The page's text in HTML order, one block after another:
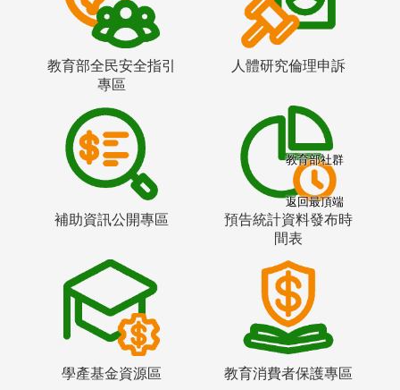
教育部全民安全指引
專區
人體研究倫理申訴
補助資訊公開專區
預告統計資料發布時
間表
學產基金資源區 教育消費者保護專區
教育部社群
返回最頂端